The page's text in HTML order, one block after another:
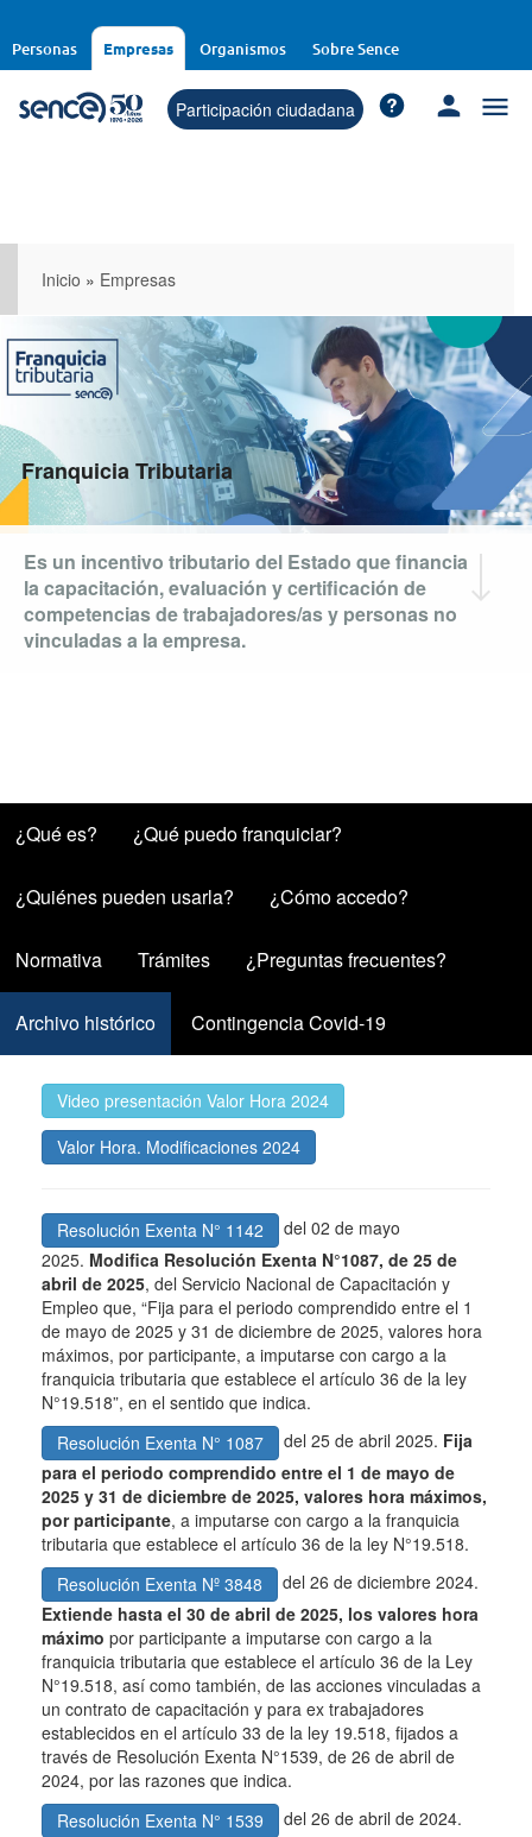
contenido
Personas Empresas Organismos Sobre Sence
Participación ciudadana
Inicio » Empresas
Franquicia Tributaria
Es un incentivo tributario del Estado que financia
la capacitación, evaluación y certificación de
competencias de trabajadores/as y personas no
vinculadas a la empresa.
¿Qué es? ¿Qué puedo franquiciar?
¿Quiénes pueden usarla? ¿Cómo accedo?
Normativa Trámites ¿Preguntas frecuentes?
Archivo histórico (solapa activa)
Contingencia Covid-19
Video presentación Valor Hora 2024
Valor Hora. Modificaciones 2024
Resolución Exenta N° 1142
del 02 de mayo
2025. Modifica Resolución Exenta N°1087, de 25 de
abril de 2025, del Servicio Nacional de Capacitación y
Empleo que, “Fija para el periodo comprendido entre el 1
de mayo de 2025 y 31 de diciembre de 2025, valores hora
máximos, por participante, a imputarse con cargo a la
franquicia tributaria que establece el artículo 36 de la ley
N°19.518”, en el sentido que indica.
Resolución Exenta N° 1087
del 25 de abril 2025. Fija
para el periodo comprendido entre el 1 de mayo de
2025 y 31 de diciembre de 2025, valores hora máximos,
por participante, a imputarse con cargo a la franquicia
tributaria que establece el artículo 36 de la ley N°19.518.
Resolución Exenta Nº 3848
del 26 de diciembre 2024.
Extiende hasta el 30 de abril de 2025, los valores hora
máximo por participante a imputarse con cargo a la
franquicia tributaria que establece el artículo 36 de la Ley
N°19.518, así como también, de las acciones vinculadas a
un contrato de capacitación y para ex trabajadores
establecidos en el artículo 33 de la ley 19.518, fijados a
través de Resolución Exenta N°1539, de 26 de abril de
2024, por las razones que indica.
Resolución Exenta N° 1539
del 26 de abril de 2024.